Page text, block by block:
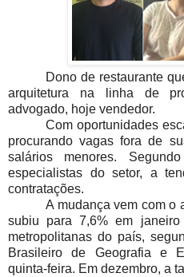
Dono de restaurante
arquitetura na linha de
advogado, hoje vendedor.
Com oportunidades
procurando vagas fora de
salários menores.
especialistas do setor, a
contratações.
A mudança vem com o
subiu para 7,6% em
metropolitanas do país,
Brasileiro de Geografia e
quinta-feira. Em dezembro, a